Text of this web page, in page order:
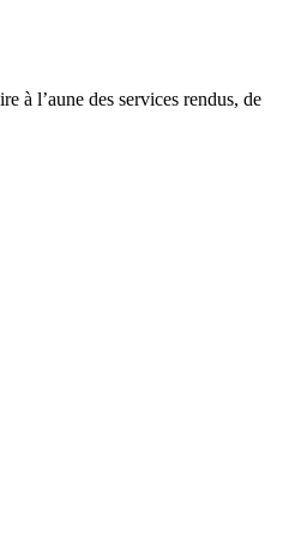
à l’aune des services rendus, de